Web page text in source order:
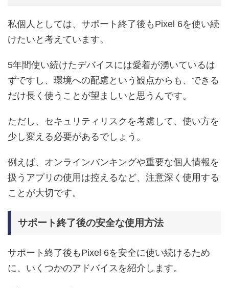
私個人としては、サポート終了後もPixel 6を使い続
けたいと考えています。
5年間使い続けたデバイスには愛着が湧いているは
ずですし、環境への配慮という観点からも、できる
だけ長く使うことが望ましいと思うんです。
ただし、セキュリティリスクを考慮して、使い方を
少し変える必要があるでしょう。
例えば、オンラインバンキングや重要な個人情報を
扱うアプリの使用は控えるなど、注意深く使用する
ことが大切です。
サポート終了後の安全な使用方法
サポート終了後もPixel 6を安全に使い続けるため
に、いくつかのアドバイスを紹介します。